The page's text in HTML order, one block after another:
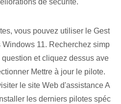
de sécurité.
vous pouvez utiliser le Gest
11. Recherchez simp
et cliquez dessus ave
Mettre à jour le pilote.
le site Web d'assistance A
les derniers pilotes spéc